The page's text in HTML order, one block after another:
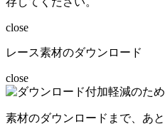
close
レース素材のダウンロード
close
素材のダウンロードまで、あと